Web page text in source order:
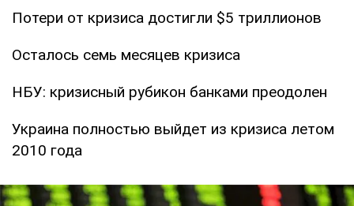
Потери от кризиса достигли $5 триллионов
Осталось семь месяцев кризиса
НБУ: кризисный рубикон банками преодолен
Украина полностью выйдет из кризиса летом
2010 года